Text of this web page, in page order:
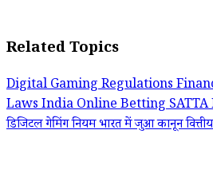
Related Topics
Digital Gaming Regulations
Laws IndiaOnline Betting
डिजिटल गेमिंग नियमभारत में जुआ कानून